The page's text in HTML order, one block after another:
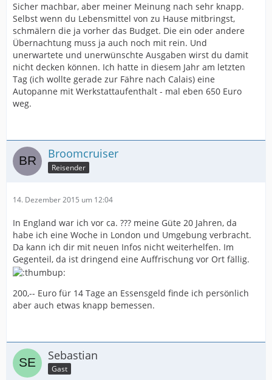
Sicher machbar, aber meiner Meinung nach sehr knapp.
Selbst wenn du Lebensmittel von zu Hause mitbringst,
schmälern die ja vorher das Budget. Die ein oder andere
Übernachtung muss ja auch noch mit rein. Und
unerwartete und unerwünschte Ausgaben wirst du damit
nicht decken können. Ich hatte in diesem Jahr am letzten
Tag (ich wollte gerade zur Fähre nach Calais) eine
Autopanne mit Werkstattaufenthalt - mal eben 650 Euro
weg.
Broomcruiser
Reisender
14. Dezember 2015 um 12:04
In England war ich vor ca. ??? meine Güte 20 Jahren, da
habe ich eine Woche in London und Umgebung verbracht.
Da kann ich dir mit neuen Infos nicht weiterhelfen. Im
Gegenteil, da ist dringend eine Auffrischung vor Ort fällig.
200,-- Euro für 14 Tage an Essensgeld finde ich persönlich
aber auch etwas knapp bemessen.
Sebastian
Gast